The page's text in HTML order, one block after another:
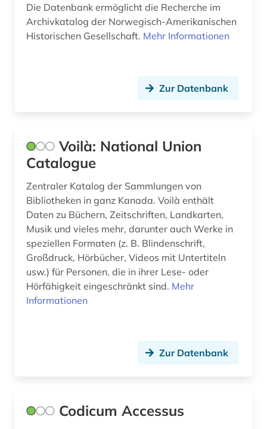
båtsfjord (1)
böhmen (2)
cd-rom (1)
chemie (4)
chile (1)
china (1)
chinesische medizin (1)
christianshavn (1)
Die Datenbank ermöglicht die Recherche im
Archivkatalog der Norwegisch-Amerikanischen
Historischen Gesellschaft. Mehr Informationen
Zur Datenbank
Voilà: National Union
Catalogue
Zentraler Katalog der Sammlungen von
Bibliotheken in ganz Kanada. Voilà enthält
Daten zu Büchern, Zeitschriften, Landkarten,
Musik und vieles mehr, darunter auch Werke in
speziellen Formaten (z. B. Blindenschrift,
Großdruck, Hörbücher, Videos mit Untertiteln
usw.) für Personen, die in ihrer Lese- oder
Hörfähigkeit eingeschränkt sind. Mehr
Informationen
Zur Datenbank
Codicum Accessus